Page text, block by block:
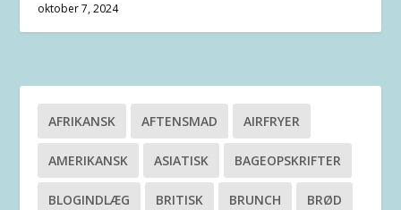
oktober 7, 2024
AFRIKANSK AFTENSMAD AIRFRYER
AMERIKANSK ASIATISK BAGEOPSKRIFTER
BLOGINDLÆG BRITISK BRUNCH BRØD